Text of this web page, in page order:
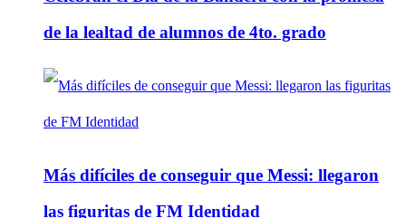
de la lealtad de alumnos de 4to. grado
Más difíciles de conseguir que Messi: llegaron
las figuritas de FM Identidad